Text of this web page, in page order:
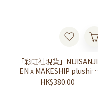
「彩虹社現貨」NIJISANJI
EN x MAKESHIP plushie
collection 公仔
HK$380.00